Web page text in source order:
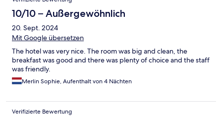
10/10 – Außergewöhnlich
20. Sept. 2024
Mit Google übersetzen
The hotel was very nice. The room was big and clean, the
breakfast was good and there was plenty of choice and the staff
was friendly.
Merlin Sophie, Aufenthalt von 4 Nächten
Verifizierte Bewertung